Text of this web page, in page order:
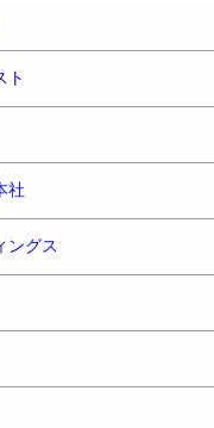
ト
社
ングス